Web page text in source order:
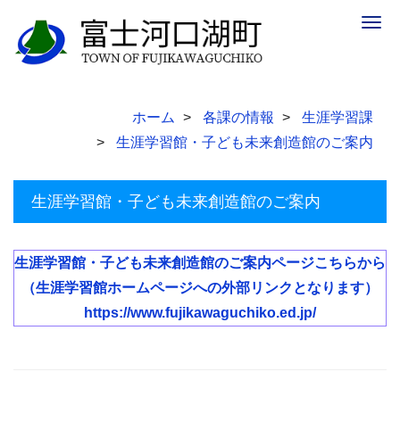
ホーム 各課の情報
生涯学習課
生涯学習館・子ども未来創造館のご案内
生涯学習館・子ども未来創造館のご案内
生涯学習館・子ども未来創造館のご案内ページこちらから
（生涯学習館ホームページへの外部リンクとなります）
https://www.fujikawaguchiko.ed.jp/